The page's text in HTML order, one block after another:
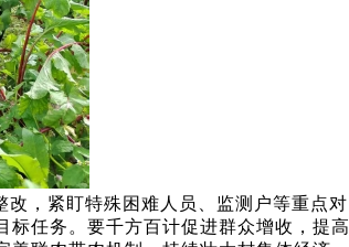
，紧盯特殊困难人员、监测户等重点对
任务。要千方百计促进群众增收，提高